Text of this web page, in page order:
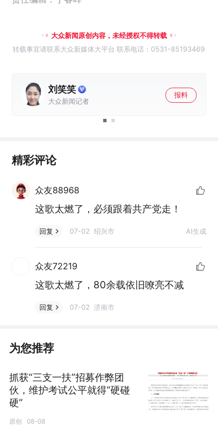
大众新闻原创内容，未经授权不得转载
转载事宜请联系大众新媒体大平台 联系电话：0531-85193469
吕乐
大众新闻记者
报料
精彩评论
众友88968
这歌太燃了，必须跟着共产党走！
回复 07-02 绍兴市 AI生成
众友72219
这歌太燃了，80余载依旧嘹亮不减
回复 07-02 济南市
为您推荐
抓获“三支一扶”招募作弊团
伙，维护考试公平就得“硬碰
硬”
原创 08-08